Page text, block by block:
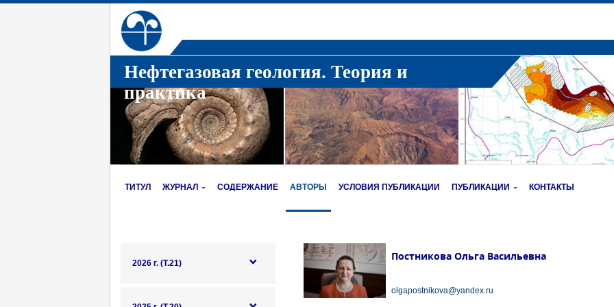
Нефтегазовая геология. Теория и
практика
ТИТУЛ ЖУРНАЛ СОДЕРЖАНИЕ АВТОРЫ УСЛОВИЯ ПУБЛИКАЦИИ ПУБЛИКАЦИИ КОНТАКТЫ
2026 г. (Т.21)
Постникова Ольга Васильевна
olgapostnikova@yandex.ru